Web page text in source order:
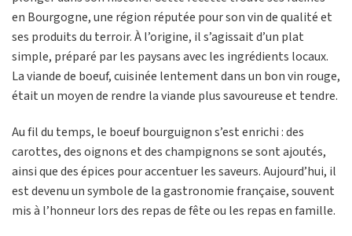
en Bourgogne, une région réputée pour son vin de qualité et
ses produits du terroir. À l’origine, il s’agissait d’un plat
simple, préparé par les paysans avec les ingrédients locaux.
La viande de boeuf, cuisinée lentement dans un bon vin rouge,
était un moyen de rendre la viande plus savoureuse et tendre.
Au fil du temps, le boeuf bourguignon s’est enrichi : des
carottes, des oignons et des champignons se sont ajoutés,
ainsi que des épices pour accentuer les saveurs. Aujourd’hui, il
est devenu un symbole de la gastronomie française, souvent
mis à l’honneur lors des repas de fête ou les repas en famille.